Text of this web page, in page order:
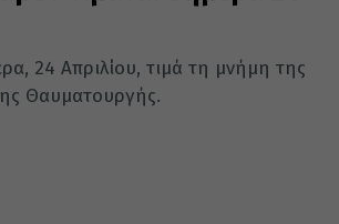
24 Απριλίου, τιμά τη μνήμη της
Θαυματουργής.